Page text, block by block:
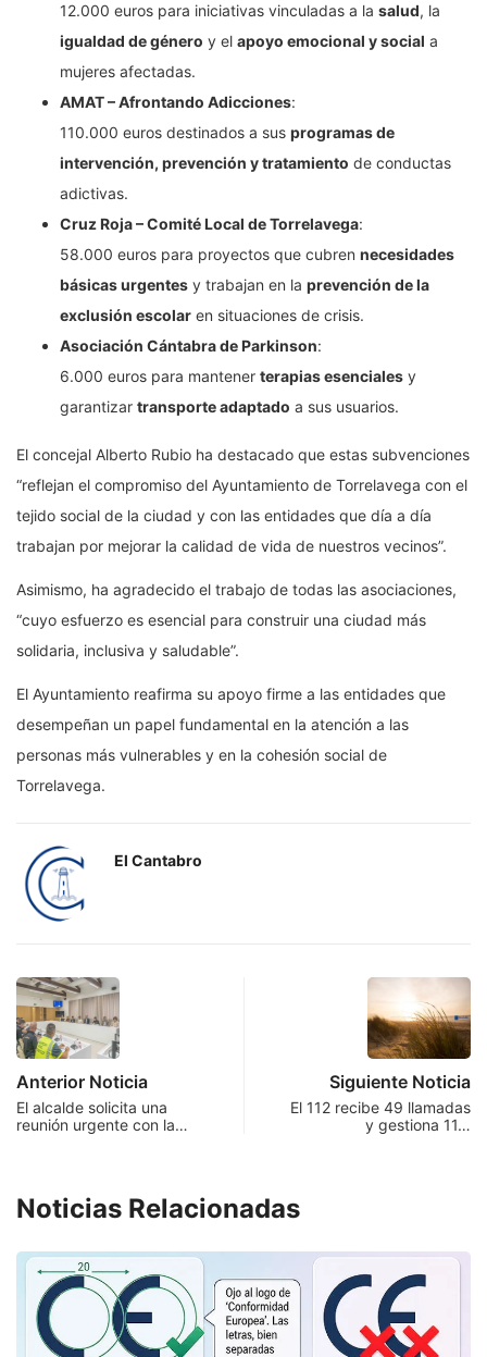
12.000 euros para iniciativas vinculadas a la salud, la
igualdad de género y el apoyo emocional y social a
mujeres afectadas.
AMAT – Afrontando Adicciones:
110.000 euros destinados a sus programas de
intervención, prevención y tratamiento de conductas
adictivas.
Cruz Roja – Comité Local de Torrelavega:
58.000 euros para proyectos que cubren necesidades
básicas urgentes y trabajan en la prevención de la
exclusión escolar en situaciones de crisis.
Asociación Cántabra de Parkinson:
6.000 euros para mantener terapias esenciales y
garantizar transporte adaptado a sus usuarios.
El concejal Alberto Rubio ha destacado que estas subvenciones
“reflejan el compromiso del Ayuntamiento de Torrelavega con el
tejido social de la ciudad y con las entidades que día a día
trabajan por mejorar la calidad de vida de nuestros vecinos”.
Asimismo, ha agradecido el trabajo de todas las asociaciones,
“cuyo esfuerzo es esencial para construir una ciudad más
solidaria, inclusiva y saludable”.
El Ayuntamiento reafirma su apoyo firme a las entidades que
desempeñan un papel fundamental en la atención a las
personas más vulnerables y en la cohesión social de
Torrelavega.
El Cantabro
Anterior Noticia
El alcalde solicita una
reunión urgente con la…
Siguiente Noticia
El 112 recibe 49 llamadas
y gestiona 11…
Noticias Relacionadas